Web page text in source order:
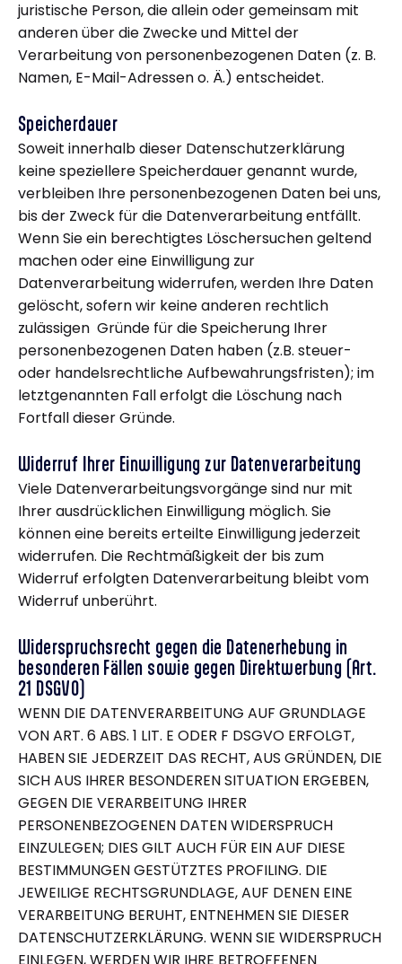
juristische Person, die allein oder gemeinsam mit
anderen über die Zwecke und Mittel der
Verarbeitung von personenbezogenen Daten (z. B.
Namen, E-Mail-Adressen o. Ä.) entscheidet.
Speicherdauer
Soweit innerhalb dieser Datenschutzerklärung
keine speziellere Speicherdauer genannt wurde,
verbleiben Ihre personenbezogenen Daten bei uns,
bis der Zweck für die Datenverarbeitung entfällt.
Wenn Sie ein berechtigtes Löschersuchen geltend
machen oder eine Einwilligung zur
Datenverarbeitung widerrufen, werden Ihre Daten
gelöscht, sofern wir keine anderen rechtlich
zulässigen Gründe für die Speicherung Ihrer
personenbezogenen Daten haben (z.B. steuer-
oder handelsrechtliche Aufbewahrungsfristen); im
letztgenannten Fall erfolgt die Löschung nach
Fortfall dieser Gründe.
Widerruf Ihrer Einwilligung zur Datenverarbeitung
Viele Datenverarbeitungsvorgänge sind nur mit
Ihrer ausdrücklichen Einwilligung möglich. Sie
können eine bereits erteilte Einwilligung jederzeit
widerrufen. Die Rechtmäßigkeit der bis zum
Widerruf erfolgten Datenverarbeitung bleibt vom
Widerruf unberührt.
Widerspruchsrecht gegen die Datenerhebung in
besonderen Fällen sowie gegen Direktwerbung (Art.
21 DSGVO)
WENN DIE DATENVERARBEITUNG AUF GRUNDLAGE
VON ART. 6 ABS. 1 LIT. E ODER F DSGVO ERFOLGT,
HABEN SIE JEDERZEIT DAS RECHT, AUS GRÜNDEN, DIE
SICH AUS IHRER BESONDEREN SITUATION ERGEBEN,
GEGEN DIE VERARBEITUNG IHRER
PERSONENBEZOGENEN DATEN WIDERSPRUCH
EINZULEGEN; DIES GILT AUCH FÜR EIN AUF DIESE
BESTIMMUNGEN GESTÜTZTES PROFILING. DIE
JEWEILIGE RECHTSGRUNDLAGE, AUF DENEN EINE
VERARBEITUNG BERUHT, ENTNEHMEN SIE DIESER
DATENSCHUTZERKLÄRUNG. WENN SIE WIDERSPRUCH
EINLEGEN, WERDEN WIR IHRE BETROFFENEN